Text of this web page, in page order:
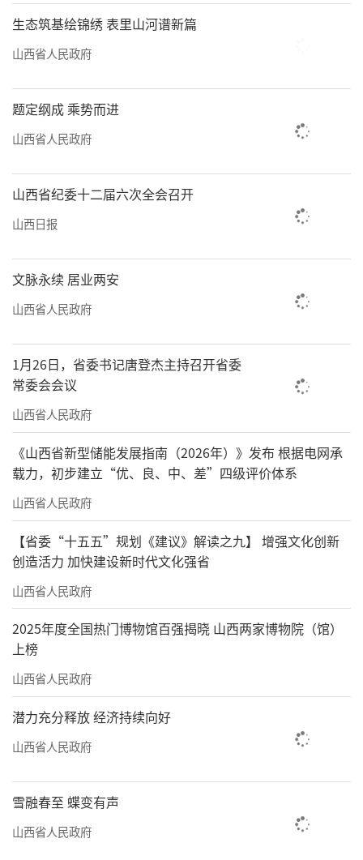
生态筑基绘锦绣 表里山河谱新篇
山西省人民政府
题定纲成 乘势而进
山西省人民政府
山西省纪委十二届六次全会召开
山西日报
文脉永续 居业两安
山西省人民政府
1月26日，省委书记唐登杰主持召开省委
常委会会议
山西省人民政府
《山西省新型储能发展指南（2026年）》发布 根据电网承
载力，初步建立“优、良、中、差”四级评价体系
山西省人民政府
【省委“十五五”规划《建议》解读之九】 增强文化创新
创造活力 加快建设新时代文化强省
山西省人民政府
2025年度全国热门博物馆百强揭晓 山西两家博物院（馆）
上榜
山西省人民政府
潜力充分释放 经济持续向好
山西省人民政府
雪融春至 蝶变有声
山西省人民政府